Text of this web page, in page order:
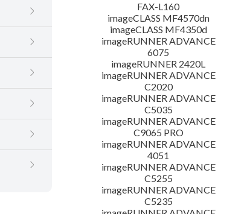
FAX-L160
imageCLASS MF4570dn
imageCLASS MF4350d
imageRUNNER ADVANCE
6075
imageRUNNER 2420L
imageRUNNER ADVANCE
C2020
imageRUNNER ADVANCE
C5035
imageRUNNER ADVANCE
C9065 PRO
imageRUNNER ADVANCE
4051
imageRUNNER ADVANCE
C5255
imageRUNNER ADVANCE
C5235